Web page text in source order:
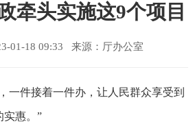
牵头实施这9个项目
01-18 09:33 来源： 厅办公室
一件接着一件办，让人民群众享受到
实惠。”